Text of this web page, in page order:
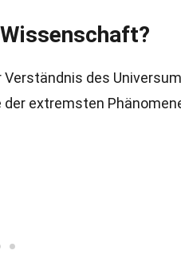
des
extremsten